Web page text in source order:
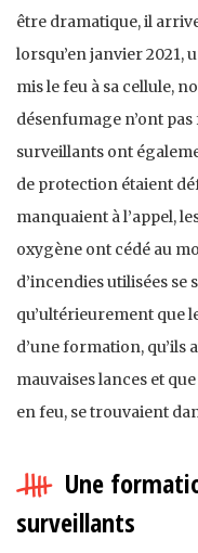
être dramatique, il
lorsqu’en janvier 2021,
mis le feu à sa cellule,
désenfumage n’ont
surveillants ont
de protection étaient
manquaient à l’appel,
oxygène ont cédé au
d’incendies utilisées se
qu’ultérieurement que
d’une formation, qu’ils
mauvaises lances et
en feu, se trouvaient
Une
surveillants